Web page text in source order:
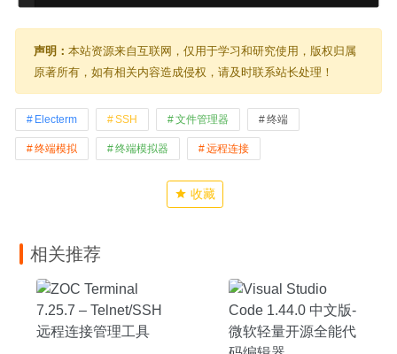
声明： 本站资源来自互联网，仅用于学习和研究使用，版权归属
原著所有，如有相关内容造成侵权，请及时联系站长处理！
Electerm SSH 文件管理器 终端
终端模拟 终端模拟器 远程连接
收藏
相关推荐